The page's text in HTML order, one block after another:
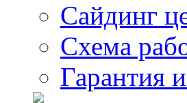
Сайдинг
Схема
Гарантия